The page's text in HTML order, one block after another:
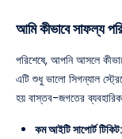
আমি কীভাবে সাফল্য
পরিশেষে, আপনি আসলে
এটি শুধু ভালো সিগন্যাল
হয় বাস্তব-জগতের
কম আইটি সাপোর্ট টিকিট: